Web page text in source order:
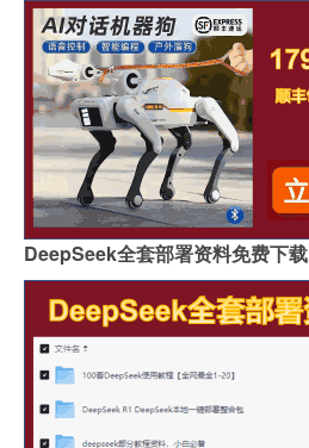
DeepSeek全套部署资料免费下载